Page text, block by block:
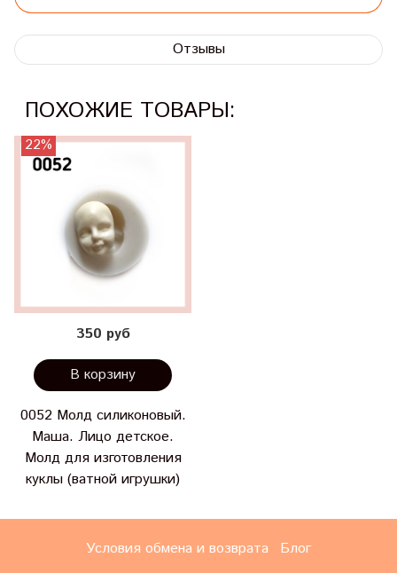
Отзывы
ПОХОЖИЕ ТОВАРЫ:
22%
350 руб
В корзину
0052 Молд силиконовый.
Маша. Лицо детское.
Молд для изготовления
куклы (ватной игрушки)
Условия обмена и возврата
Блог